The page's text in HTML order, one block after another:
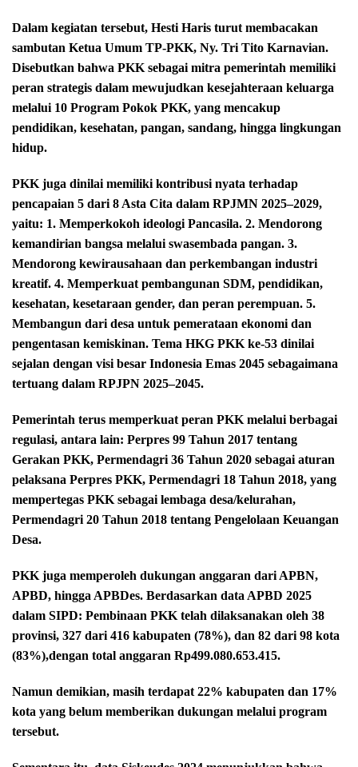
Dalam kegiatan tersebut, Hesti Haris turut membacakan
sambutan Ketua Umum TP-PKK, Ny. Tri Tito Karnavian.
Disebutkan bahwa PKK sebagai mitra pemerintah memiliki
peran strategis dalam mewujudkan kesejahteraan keluarga
melalui 10 Program Pokok PKK, yang mencakup
pendidikan, kesehatan, pangan, sandang, hingga lingkungan
hidup.
PKK juga dinilai memiliki kontribusi nyata terhadap
pencapaian 5 dari 8 Asta Cita dalam RPJMN 2025–2029,
yaitu: 1. Memperkokoh ideologi Pancasila. 2. Mendorong
kemandirian bangsa melalui swasembada pangan. 3.
Mendorong kewirausahaan dan perkembangan industri
kreatif. 4. Memperkuat pembangunan SDM, pendidikan,
kesehatan, kesetaraan gender, dan peran perempuan. 5.
Membangun dari desa untuk pemerataan ekonomi dan
pengentasan kemiskinan. Tema HKG PKK ke-53 dinilai
sejalan dengan visi besar Indonesia Emas 2045 sebagaimana
tertuang dalam RPJPN 2025–2045.
Pemerintah terus memperkuat peran PKK melalui berbagai
regulasi, antara lain: Perpres 99 Tahun 2017 tentang
Gerakan PKK, Permendagri 36 Tahun 2020 sebagai aturan
pelaksana Perpres PKK, Permendagri 18 Tahun 2018, yang
mempertegas PKK sebagai lembaga desa/kelurahan,
Permendagri 20 Tahun 2018 tentang Pengelolaan Keuangan
Desa.
PKK juga memperoleh dukungan anggaran dari APBN,
APBD, hingga APBDes. Berdasarkan data APBD 2025
dalam SIPD: Pembinaan PKK telah dilaksanakan oleh 38
provinsi, 327 dari 416 kabupaten (78%), dan 82 dari 98 kota
(83%),dengan total anggaran Rp499.080.653.415.
Namun demikian, masih terdapat 22% kabupaten dan 17%
kota yang belum memberikan dukungan melalui program
tersebut.